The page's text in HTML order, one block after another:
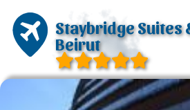
Staybridge Suites
Beirut